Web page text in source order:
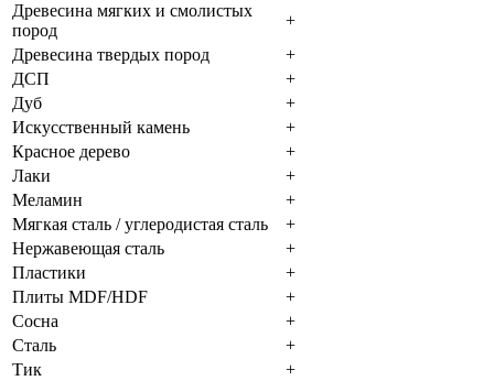
Древесина мягких и смолистых
пород
+
Древесина твердых пород
+
ДСП
+
Дуб
+
Искусственный камень
+
Красное дерево
+
Лаки
+
Меламин
+
Мягкая сталь / углеродистая сталь
+
Нержавеющая сталь
+
Пластики
+
Плиты MDF/HDF
+
Сосна
+
Сталь
+
Тик
+